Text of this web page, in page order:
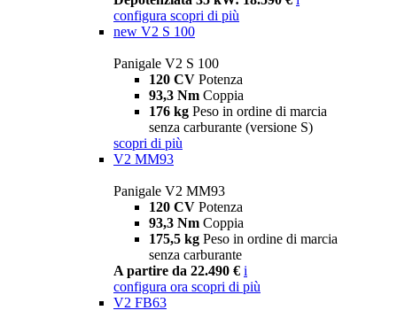
configura scopri di più
new V2 S 100
Panigale V2 S 100
120 CV Potenza
93,3 Nm Coppia
176 kg Peso in ordine di marcia
senza carburante (versione S)
scopri di più
V2 MM93
Panigale V2 MM93
120 CV Potenza
93,3 Nm Coppia
175,5 kg Peso in ordine di marcia
senza carburante
A partire da 22.490 € i
configura ora scopri di più
V2 FB63